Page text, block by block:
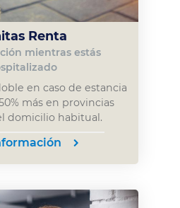
Renta
mientras estás
en caso de estancia
más en provincias
domicilio habitual.